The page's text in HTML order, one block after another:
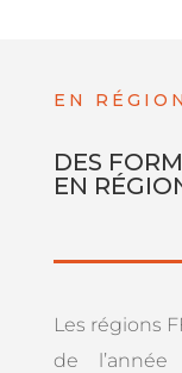
EN RÉGION
DES
EN
Les régions
de